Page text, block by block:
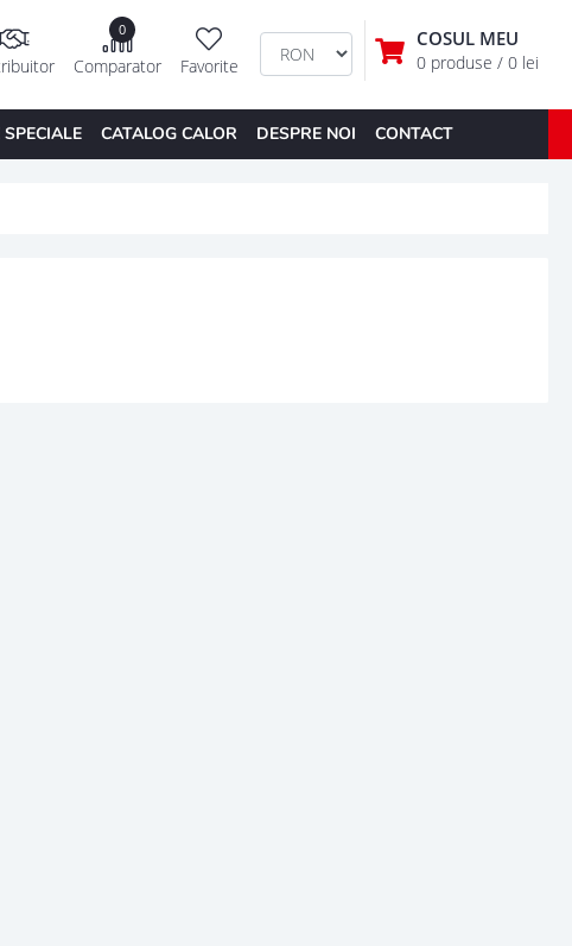
COSUL MEU
0 produse / 0 lei
Favorite
0
Comparator
CATALOG CALOR DESPRE NOI CONTACT